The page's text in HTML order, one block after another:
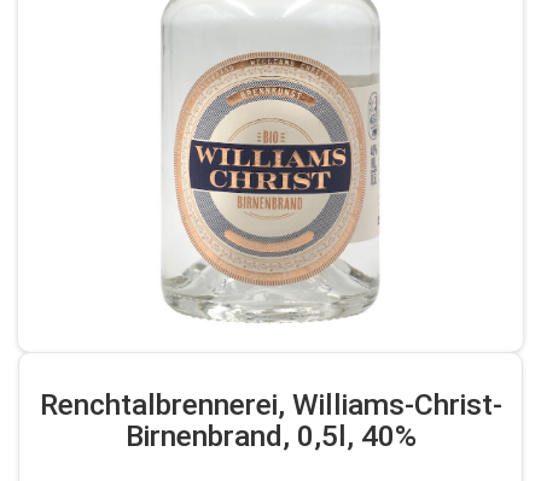
Renchtalbrennerei, Williams-Christ-
Birnenbrand, 0,5l, 40%